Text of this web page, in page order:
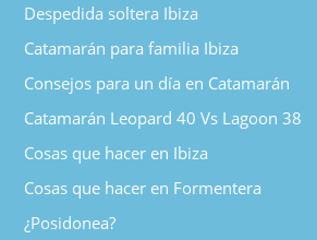
Despedida soltera Ibiza
Catamarán para familia Ibiza
Consejos para un día en Catamarán
Catamarán Leopard 40 Vs Lagoon 38
Cosas que hacer en Ibiza
Cosas que hacer en Formentera
¿Posidonea?